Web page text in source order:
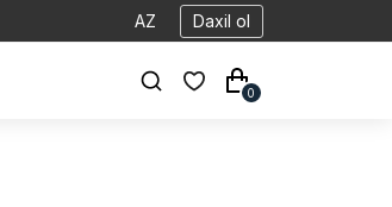
AZ Daxil ol
0